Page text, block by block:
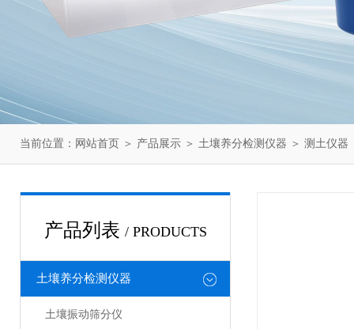
当前位置： 网站首页 ＞ 产品展示 ＞ 土壤养分检测仪器 ＞ 测土仪器
产品列表 / PRODUCTS
土壤养分检测仪器
土壤振动筛分仪